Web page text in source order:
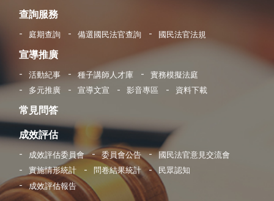
查詢服務
庭期查詢 備選國民法官查詢 國民法官法規
宣導推廣
活動紀事 種子講師人才庫
實務模擬法庭
多元推廣
宣導文宣 影音專區 資料下載
常見問答
成效評估
成效評估委員會 委員會公告
國民法官意見交流會
實施情形統計
問卷結果統計
民眾認知
成效評估報告